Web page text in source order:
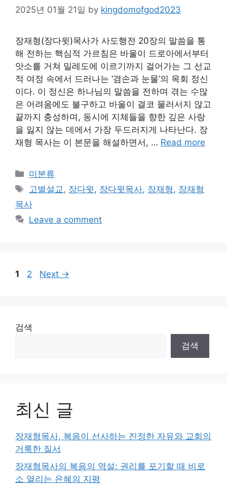
2025년 01월 21일 by kingdomofgod2023
장재형(장다윗)목사가 사도행전 20장의 말씀을 통
해 전하는 핵심적 가르침은 바울이 드로아에서부터
앗소를 거쳐 밀레도에 이르기까지 걸어가는 그 선교
적 여정 속에서 드러나는 ‘겸손과 눈물’의 목회 정신
이다. 이 정신은 하나님의 말씀을 전하며 겪는 수많
은 어려움에도 불구하고 바울이 결코 물러서지 않고
끝까지 충성하며, 동시에 지체들을 향한 깊은 사랑
을 잃지 않는 데에서 가장 두드러지게 나타난다. 장
재형 목사는 이 본문을 해설하면서, … Read more
Categories
미분류
Tags
고별설교, 장다윗, 장다윗목사, 장재형, 장재형
목사
Leave a comment
Page
1 Page
2 Next →
검색
검색
최신 글
장재형목사, 복음이 선사하는 진정한 자유와 교회의
거룩한 질서
장재형목사의 복음의 역설: 권리를 포기할 때 비로
소 열리는 은혜의 지평